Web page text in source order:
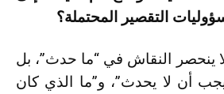
التقصير المحتملة؟
ينحصر النقاش في “ما حدث”، بل
أن لا يحدث”، و”ما الذي كان